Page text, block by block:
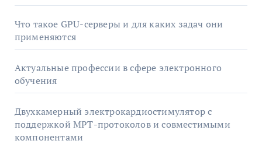
Что такое GPU-серверы и для каких задач они
применяются
Актуальные профессии в сфере электронного
обучения
Двухкамерный электрокардиостимулятор с
поддержкой МРТ-протоколов и совместимыми
компонентами